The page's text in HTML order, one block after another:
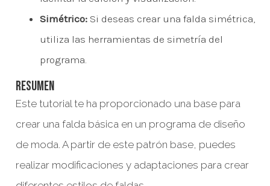
Simétrico:Si deseas crear una falda simétrica,
utiliza las herramientas de simetría del
programa.
Resumen
Este tutorial te ha proporcionado una base para
crear una falda básica en un programa de diseño
de moda. A partir de este patrón base, puedes
realizar modificaciones y adaptaciones para crear